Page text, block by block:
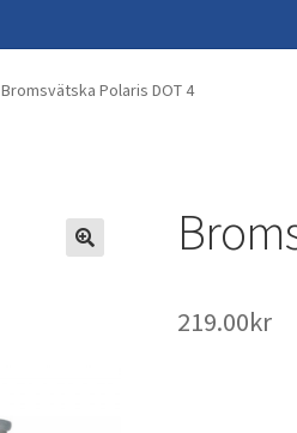
Bromsvätska Polaris DOT 4
219.00kr